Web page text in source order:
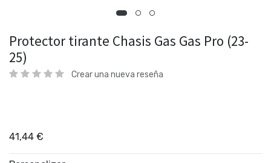
Protector tirante Chasis Gas Gas Pro (23-
25)
Crear una nueva reseña
41,44 €